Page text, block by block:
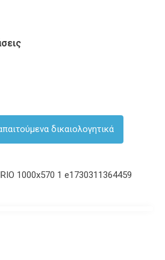
δικαιολογητικά